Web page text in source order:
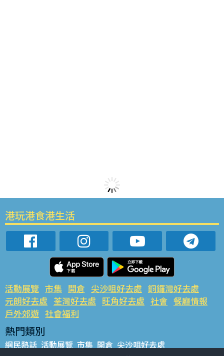
港玩港食港生活
活動展覽 市集 開倉 尖沙咀好去處 銅鑼灣好去處
元朗好去處 荃灣好去處 旺角好去處 社會 餐廳情報
戶外郊遊 社會福利
熱門類別
網民熱話 活動展覽 市集 開倉 尖沙咀好去處